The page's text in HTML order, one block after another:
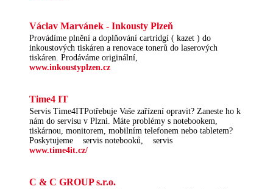
Václav Marvánek - Inkousty Plzeň
Provádíme plnění a doplňování cartridgí ( kazet ) do
inkoustových tiskáren a renovace tonerů do laserových
tiskáren. Prodáváme originální,
www.inkoustyplzen.cz
Time4 IT
Servis Time4ITPotřebuje Vaše zařízení opravit? Zaneste ho k
nám do servisu v Plzni. Máte problémy s notebookem,
tiskárnou, monitorem, mobilním telefonem nebo tabletem?
Poskytujeme servis notebooků, servis
www.time4it.cz/
C & C GROUP s.r.o.